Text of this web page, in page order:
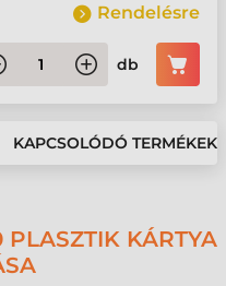
Rendelésre
db
KAPCSOLÓDÓ TERMÉKEK
KÁRTYA